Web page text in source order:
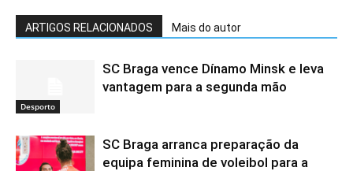
ARTIGOS RELACIONADOS Mais do autor
Desporto
SC Braga vence Dínamo Minsk e leva
vantagem para a segunda mão
SC Braga arranca preparação da
equipa feminina de voleibol para a